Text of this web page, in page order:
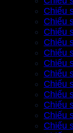
Chiếu
Chiếu
Chiếu
Chiếu
Chiếu
Chiếu
Chiếu
Chiếu
Chiếu
Chiếu
Chiếu
Chiếu